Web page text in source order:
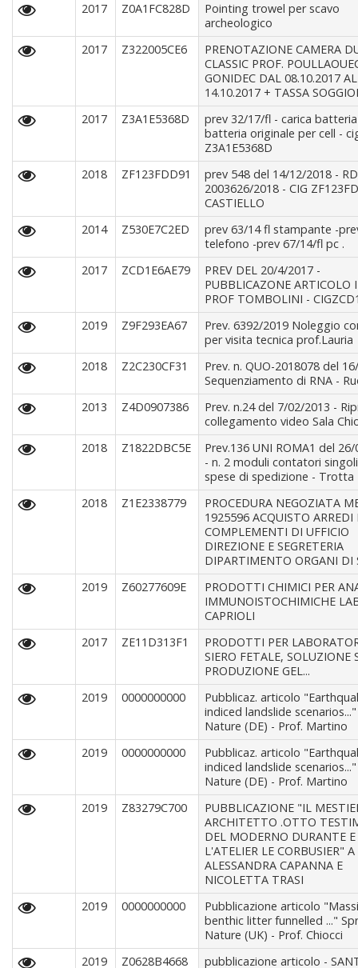
2017
Z0A1FC828D
Pointing trowel per scavo
archeologico
2017
Z322005CE6
PRENOTAZIONE CAMERA
CLASSIC PROF.
GONIDEC DAL 08.10.2017 AL
14.10.2017 + TASSA
2017
Z3A1E5368D
prev 32/17/fl - carica
batteria originale per cell -
Z3A1E5368D
2018
ZF123FDD91
prev 548 del 14/12/2018 -
2003626/2018 - CIG
CASTIELLO
2014
Z530E7C2ED
prev 63/14 fl stampante -
telefono -prev 67/14/fl pc .
2017
ZCD1E6AE79
PREV DEL 20/4/2017 -
PUBBLICAZONE ARTICOLO
PROF TOMBOLINI -
2019
Z9F293EA67
Prev. 6392/2019 Noleggio
per visita tecnica prof.Lauria
2018
Z2C230CF31
Prev. n. QUO-2018078 del
Sequenziamento di RNA -
2013
Z4D0907386
Prev. n.24 del 7/02/2013 -
collegamento video Sala
2018
Z1822DBC5E
Prev.136 UNI ROMA1 del
- n. 2 moduli contatori
spese di spedizione - Trotta
2018
Z1E2338779
PROCEDURA NEGOZIATA
1925596 ACQUISTO ARREDI
COMPLEMENTI DI UFFICIO
DIREZIONE E SEGRETERIA
DIPARTIMENTO ORGANI DI
2019
Z60277609E
PRODOTTI CHIMICI PER
IMMUNOISTOCHIMICHE
CAPRIOLI
2017
ZE11D313F1
PRODOTTI PER
SIERO FETALE, SOLUZIONE
PRODUZIONE GEL...
2019
0000000000
Pubblicaz. articolo
indiced landslide
Nature (DE) - Prof. Martino
2019
0000000000
Pubblicaz. articolo
indiced landslide
Nature (DE) - Prof. Martino
2019
Z83279C700
PUBBLICAZIONE "IL
ARCHITETTO .OTTO
DEL MODERNO DURANTE
L'ATELIER LE CORBUSIER"
ALESSANDRA CAPANNA E
NICOLETTA TRASI
2019
0000000000
Pubblicazione articolo
benthic litter funnelled ..."
Nature (UK) - Prof. Chiocci
2019
Z0628B4668
pubblicazione articolo -